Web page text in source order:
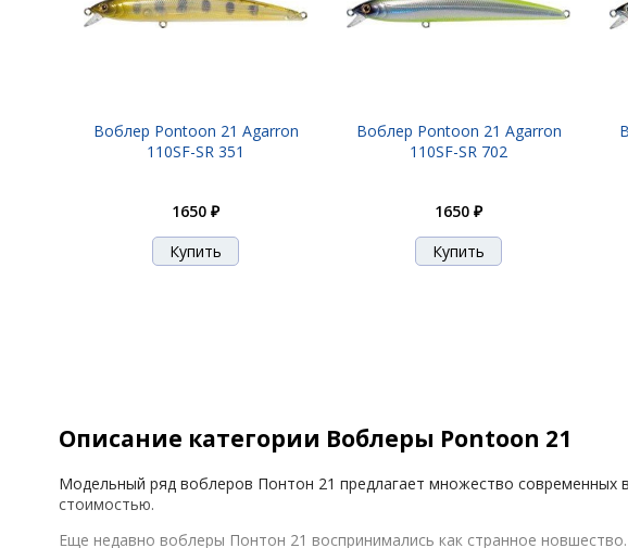
Воблер Pontoon 21 Agarron
110SF-SR 351
1650 ₽
Воблер Pontoon 21 Agarron
110SF-SR 702
1650 ₽
Описание категории Воблеры Pontoon 21
Модельный ряд воблеров Понтон 21 предлагает множество современных
стоимостью.
Еще недавно воблеры Понтон 21 воспринимались как странное